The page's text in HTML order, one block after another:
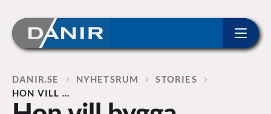
Home
DANIR NYHETSRUM
STORIES
HON VILL …